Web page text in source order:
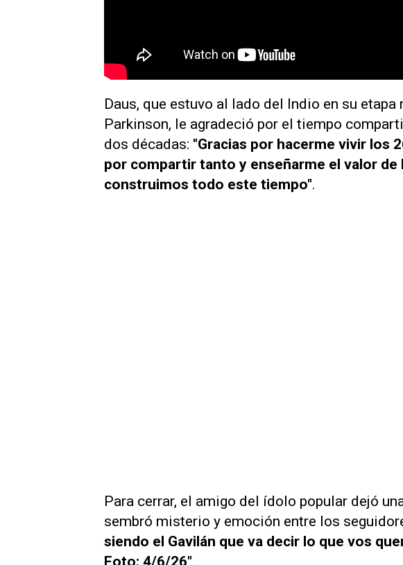
Daus, que estuvo al lado del Indio en su
Parkinson, le agradeció por el tiempo
dos décadas: "Gracias por hacerme vivir los
por compartir tanto y enseñarme el valor de
construimos todo este tiempo".
Para cerrar, el amigo del ídolo popular dejó
sembró misterio y emoción entre los
siendo el Gavilán que va decir lo que vos
Foto: 4/6/26"